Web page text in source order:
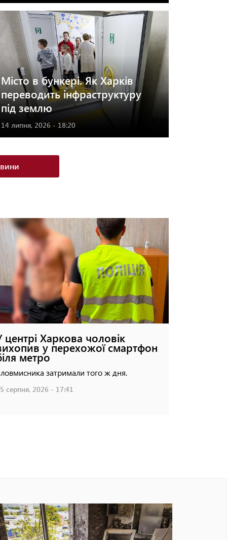
Місто в бункері. Як Харків
переводить інфраструктуру
під землю
14 липня, 2026 - 18:20
центрі Харкова чоловік
у перехожої смартфон
метро
затримали того ж дня.
серпня, 2026 - 17:41